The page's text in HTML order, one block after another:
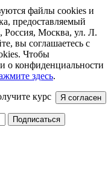
файлы cookies и
предоставляемый
Москва, ул. Л.
вы соглашаетесь с
Чтобы
о конфиденциальности
здесь.
Я согласен
курс